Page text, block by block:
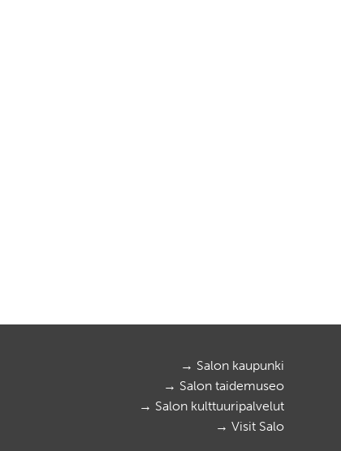
→ Salon kaupunki
→ Salon taidemuseo
→ Salon kulttuuripalvelut
→ Visit Salo